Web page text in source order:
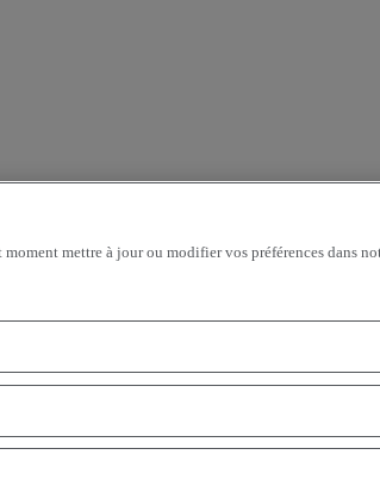
mettre à jour ou modifier vos préférences dans